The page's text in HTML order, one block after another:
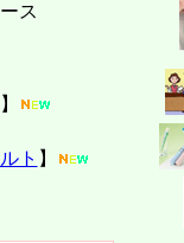
ス
】
ト 】